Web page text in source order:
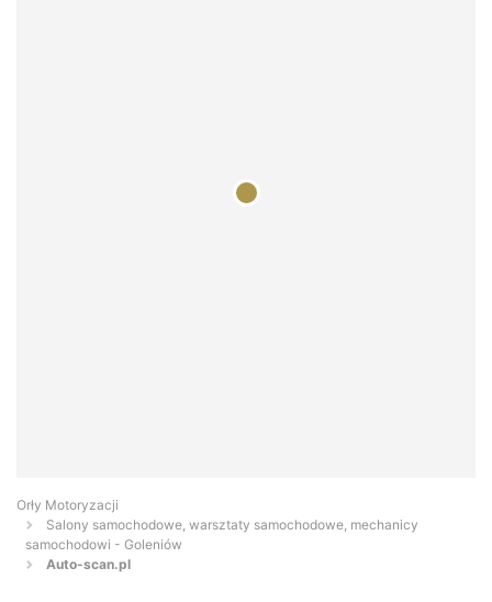
Orły Motoryzacji
Salony samochodowe, warsztaty samochodowe, mechanicy
samochodowi - Goleniów
Auto-scan.pl